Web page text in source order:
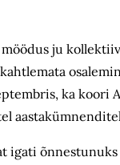
ju
ka koori
igati